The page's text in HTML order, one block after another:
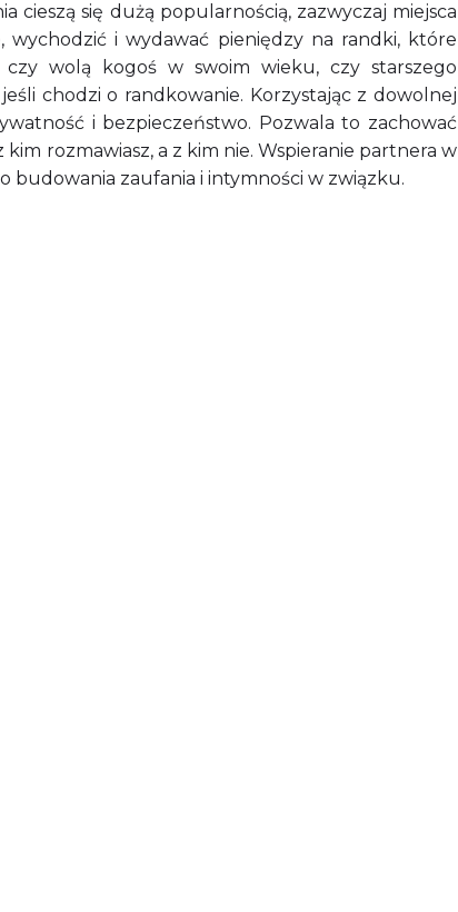
cieszą się dużą popularnością, zazwyczaj miejsca
wychodzić i wydawać pieniędzy na randki, które
wolą kogoś w swoim wieku, czy starszego
chodzi o randkowanie. Korzystając z dowolnej
i bezpieczeństwo. Pozwala to zachować
rozmawiasz, a z kim nie. Wspieranie partnera w
budowania zaufania i intymności w związku.